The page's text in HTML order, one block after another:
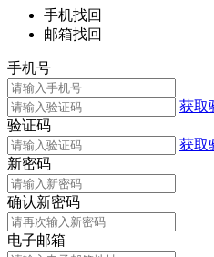
手机找回
邮箱找回
手机号
获取
验证码
获取
新密码
确认新密码
电子邮箱